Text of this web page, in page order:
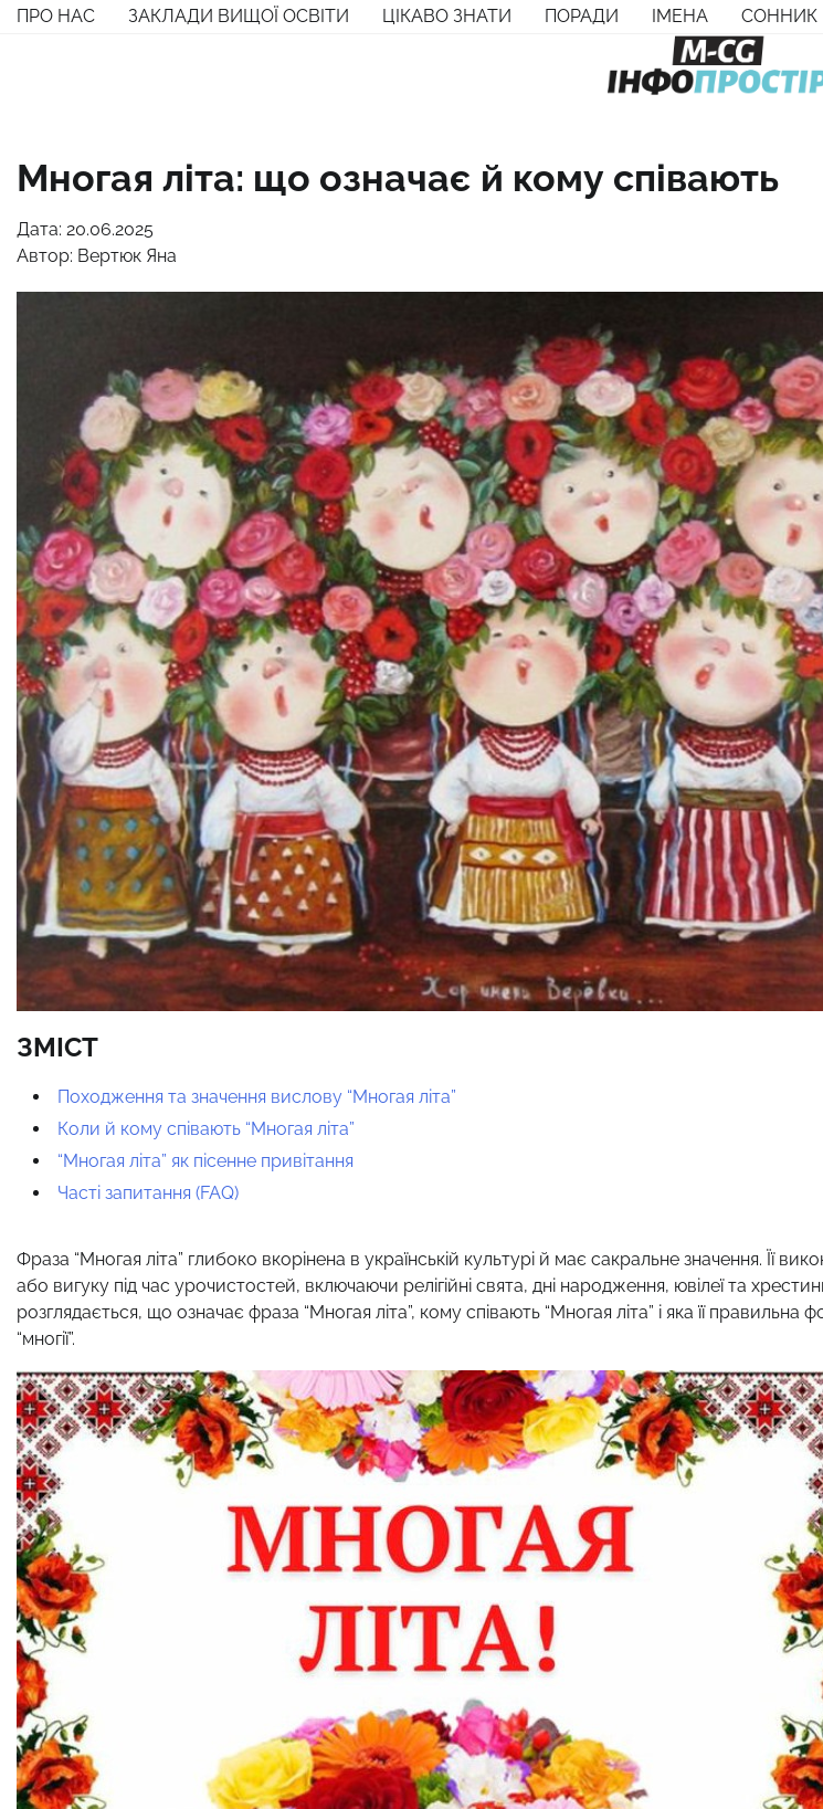
Перейти
ПРО НАС ЗАКЛАДИ ВИЩОЇ ОСВІТИ ЦІКАВО ЗНАТИ ПОРАДИ ІМЕНА СОННИК
Многая літа: що означає й кому співають
Дата: 20.06.2025
Автор: Вертюк Яна
ЗМІСТ
Походження та значення вислову “Многая літа”
Коли й кому співають “Многая літа”
“Многая літа” як пісенне привітання
Часті запитання (FAQ)
Фраза “Многая літа” глибоко вкорінена в українській культурі й має сакральне значення. Її
або вигуку під час урочистостей, включаючи релігійні свята, дні народження, ювілеї та
розглядається, що означає фраза “Многая літа”, кому співають “Многая літа” і яка її правильна
“многії”.